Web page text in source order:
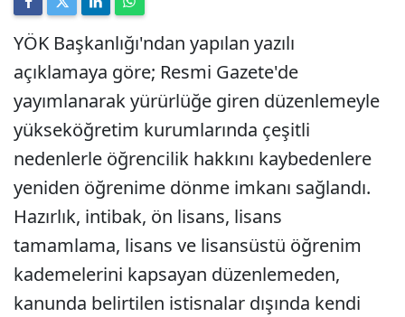
YÖK Başkanlığı'ndan yapılan yazılı
açıklamaya göre; Resmi Gazete'de
yayımlanarak yürürlüğe giren düzenlemeyle
yükseköğretim kurumlarında çeşitli
nedenlerle öğrencilik hakkını kaybedenlere
yeniden öğrenime dönme imkanı sağlandı.
Hazırlık, intibak, ön lisans, lisans
tamamlama, lisans ve lisansüstü öğrenim
kademelerini kapsayan düzenlemeden,
kanunda belirtilen istisnalar dışında kendi